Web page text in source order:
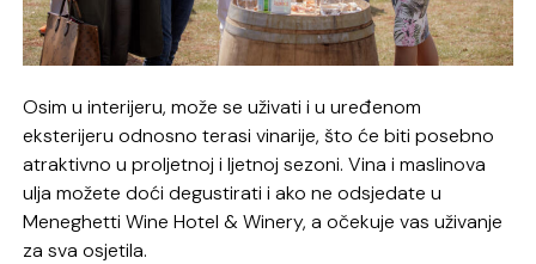
Osim u interijeru, može se uživati i u uređenom
eksterijeru odnosno terasi vinarije, što će biti posebno
atraktivno u proljetnoj i ljetnoj sezoni. Vina i maslinova
ulja možete doći degustirati i ako ne odsjedate u
Meneghetti Wine Hotel & Winery, a očekuje vas uživanje
za sva osjetila.